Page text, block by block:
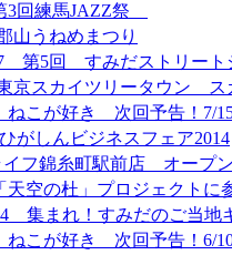
3回練馬JAZZ祭
山うねめまつり
第5回 すみだストリート
京スカイツリータウン ス
こが好き 次回予告！7/
がしんビジネスフェア2014
イフ錦糸町駅前店 オープ
天空の杜」プロジェクトに
集まれ！すみだのご当地
こが好き 次回予告！6/